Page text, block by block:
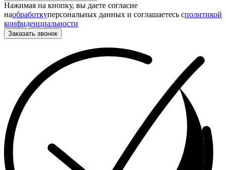
Нажимая на кнопку, вы даете согласие
наобработкуперсональных данных и соглашаетесь cполитикой
конфиденциальности
Заказать звонок